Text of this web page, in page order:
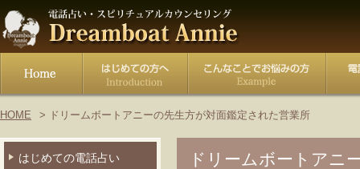
HOME ドリームボートアニーの先生方が対面鑑定された営業所
はじめての電話占い ドリームボートアニ